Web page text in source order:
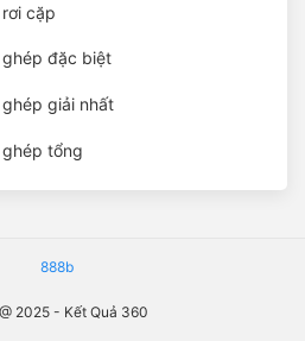
cặp
đặc biệt
giải nhất
tổng
888b
2025 - Kết Quả 360